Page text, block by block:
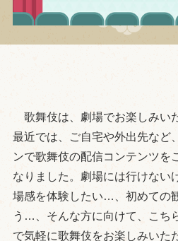
歌舞伎は、劇場でお楽しみい
最近では、ご自宅や外出先など
ンで歌舞伎の配信コンテンツを
なりました。劇場には行けない
場感を体験したい…、初めての
う…、そんな方に向けて、こち
で気軽に歌舞伎をお楽しみいた